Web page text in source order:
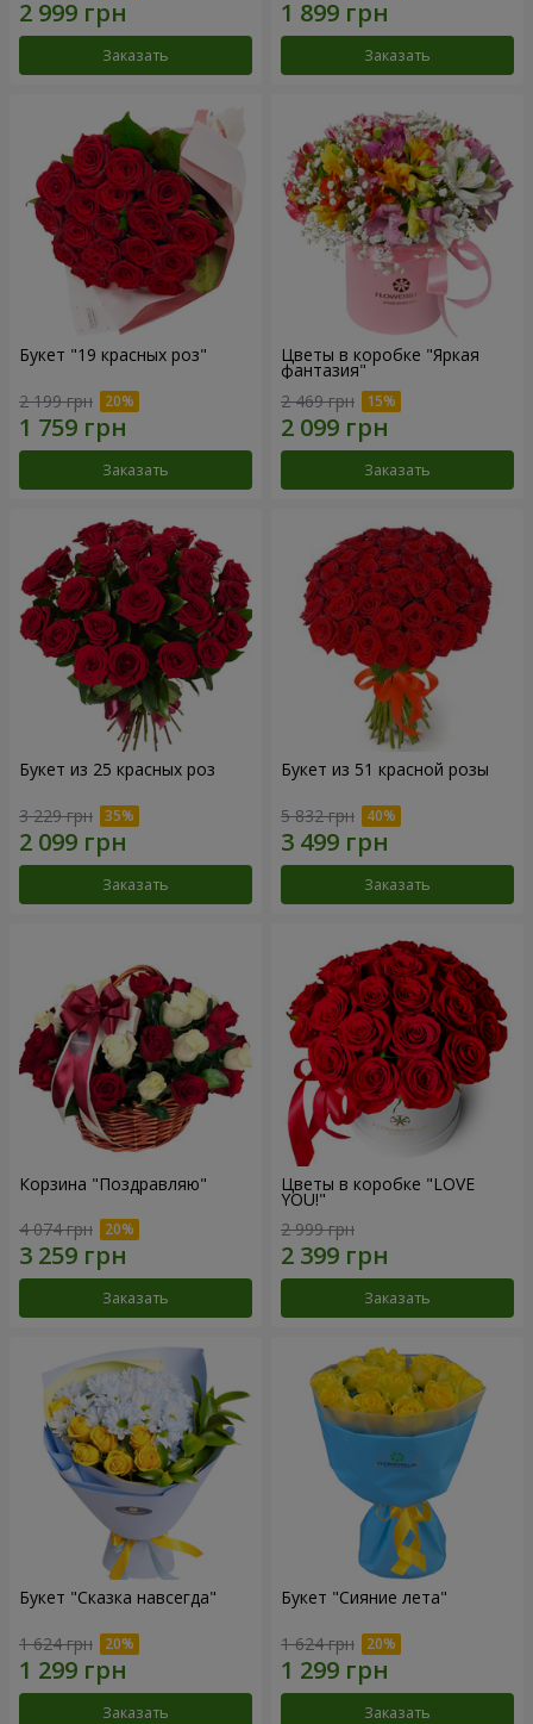
Заказать Заказать
Букет "19 красных роз"
2 199 грн
Заказать
Цветы в коробке "Яркая
фантазия"
2 469 грн
Заказать
Букет из 25 красных роз
3 229 грн
Заказать
Букет из 51 красной розы
5 832 грн
Заказать
Корзина "Поздравляю"
4 074 грн
Заказать
Цветы в коробке "LOVE
YOU!"
2 999 грн
Заказать
Букет "Сказка навсегда"
1 624 грн
Заказать
Букет "Сияние лета"
1 624 грн
Заказать